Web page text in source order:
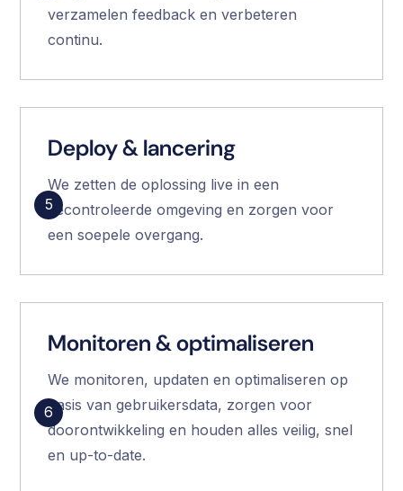
verzamelen feedback en verbeteren
continu.
5
Deploy & lancering
We zetten de oplossing live in een
gecontroleerde omgeving en zorgen voor
een soepele overgang.
6
Monitoren & optimaliseren
We monitoren, updaten en optimaliseren op
basis van gebruikersdata, zorgen voor
doorontwikkeling en houden alles veilig, snel
en up-to-date.